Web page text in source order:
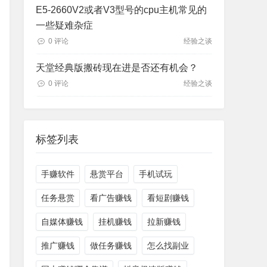
E5-2660V2或者V3型号的cpu主机常见的
一些疑难杂症
0 评论 经验之谈
天堂经典版搬砖现在进是否还有机会？
0 评论 经验之谈
标签列表
手赚软件 悬赏平台 手机试玩
任务悬赏 看广告赚钱 看短剧赚钱
自媒体赚钱 挂机赚钱 拉新赚钱
推广赚钱 做任务赚钱 怎么找副业